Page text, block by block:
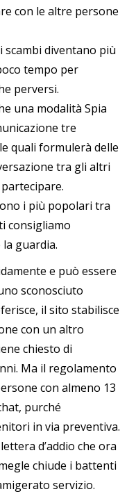
con le altre persone
diventano più
tempo per
perversi.
una modalità Spia
tre
quali formulerà delle
tra gli altri
i più popolari tra
consigliamo
guardia.
e può essere
sconosciuto
il sito stabilisce
con un altro
chiesto di
Ma il regolamento
con almeno 13
purché
in via preventiva.
d’addio che ora
chiude i battenti
servizio.